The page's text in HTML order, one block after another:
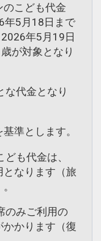
のこども代金
年5月18日まで
年5月19日
が対象となり
代金となり
準とします。
ども代金は、
なります（旅
のみご利用の
かります（復